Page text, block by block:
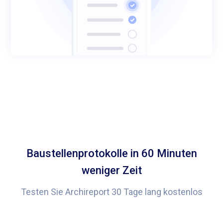
Baustellenprotokolle in 60 Minuten
weniger Zeit
Testen Sie Archireport 30 Tage lang kostenlos